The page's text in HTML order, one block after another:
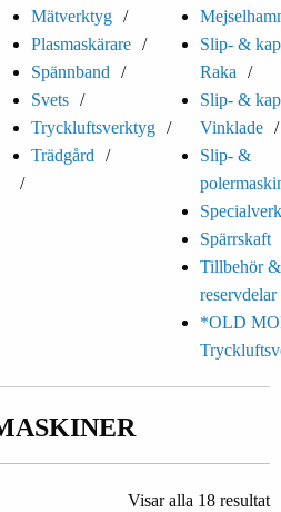
Mätverktyg
Plasmaskärare
Spännband
Svets
Tryckluftsverktyg
Trädgård
Slip- &
Raka
Slip- &
Vinklade
Slip- &
Spärrskaft
Tillbehör &
reservdelar
*OLD
Visar alla 18 resultat